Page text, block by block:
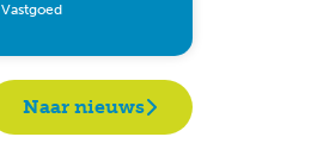
Vastgoed
Naar nieuws